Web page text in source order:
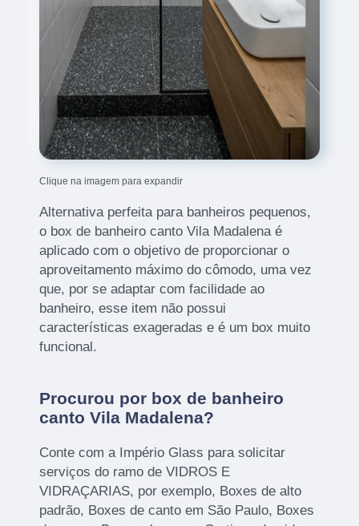
Clique na imagem para expandir
Alternativa perfeita para banheiros pequenos,
o box de banheiro canto Vila Madalena é
aplicado com o objetivo de proporcionar o
aproveitamento máximo do cômodo, uma vez
que, por se adaptar com facilidade ao
banheiro, esse item não possui
características exageradas e é um box muito
funcional.
Procurou por box de banheiro
canto Vila Madalena?
Conte com a Império Glass para solicitar
serviços do ramo de VIDROS E
VIDRAÇARIAS, por exemplo, Boxes de alto
padrão, Boxes de canto em São Paulo, Boxes